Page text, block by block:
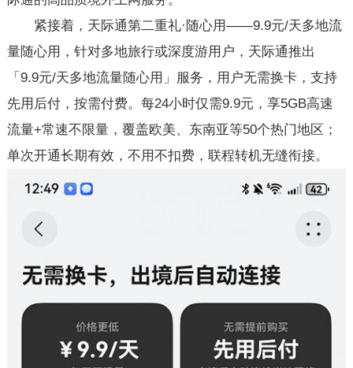
紧接着，天际通第二重礼·随心用——9.9元/天多地流
量随心用，针对多地旅行或深度游用户，天际通推出
「9.9元/天多地流量随心用」服务，用户无需换卡，支持
先用后付，按需付费。每24小时仅需9.9元，享5GB高速
流量+常速不限量，覆盖欧美、东南亚等50个热门地区；
单次开通长期有效，不用不扣费，联程转机无缝衔接。